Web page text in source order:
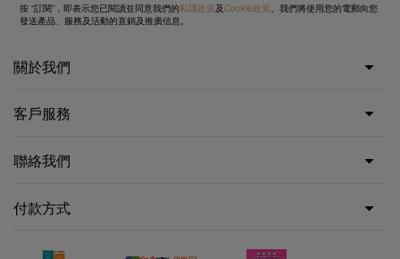
按 “訂閱”，即表示您已閱讀並同意我們的私隱政策及Cookie政策。我們將使用您的電郵向您
發送產品、服務及活動的直銷及推廣信息。
關於我們
客戶服務
聯絡我們
付款方式